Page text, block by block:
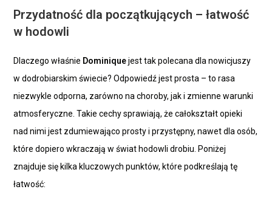
Przydatność dla początkujących – łatwość
w hodowli
Dlaczego właśnie Dominiquejest tak polecana dla nowicjuszy
w dodrobiarskim świecie? Odpowiedź jest prosta – to rasa
niezwykle odporna, zarówno na choroby, jak i zmienne warunki
atmosferyczne. Takie cechy sprawiają, że całokształt opieki
nad nimi jest zdumiewająco prosty i przystępny, nawet dla osób,
które dopiero wkraczają w świat hodowli drobiu. Poniżej
znajduje się kilka kluczowych punktów, które podkreślają tę
łatwość: